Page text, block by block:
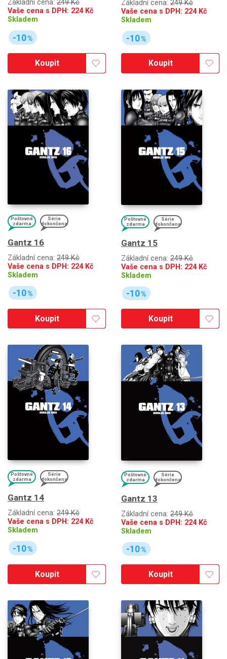
Základní cena: 249 Kč
Vaše cena s DPH: 224Kč
Skladem
-10%
Koupit
Základní cena: 249 Kč
Vaše cena s DPH: 224Kč
Skladem
-10%
Koupit
Poštovné
zdarma
Série
dokončena
Gantz 16
Základní cena: 249 Kč
Vaše cena s DPH: 224Kč
Skladem
-10%
Koupit
Poštovné
zdarma
Série
dokončena
Gantz 15
Základní cena: 249 Kč
Vaše cena s DPH: 224Kč
Skladem
-10%
Koupit
Poštovné
zdarma
Série
dokončena
Gantz 14
Základní cena: 249 Kč
Vaše cena s DPH: 224Kč
Skladem
-10%
Koupit
Poštovné
zdarma
Série
dokončena
Gantz 13
Základní cena: 249 Kč
Vaše cena s DPH: 224Kč
Skladem
-10%
Koupit